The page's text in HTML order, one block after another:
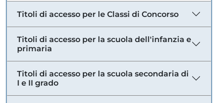
Titoli di accesso per le Classi di Concorso
Titoli di accesso per la scuola dell'infanzia e
primaria
Titoli di accesso per la scuola secondaria di
I e II grado